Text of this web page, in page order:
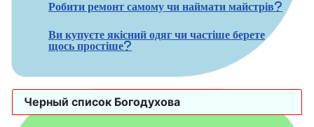
Робити ремонт самому чи наймати майстрів?
Ви купуєте якісний одяг чи частіше берете
щось простіше?
Черный список Богодухова